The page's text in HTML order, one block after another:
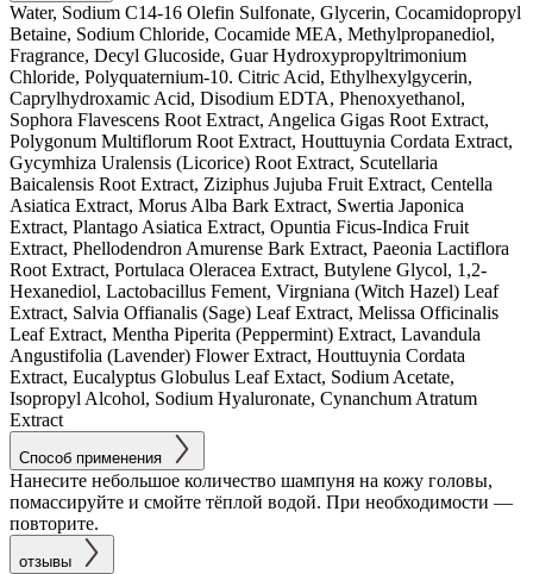
Water, Sodium C14-16 Olefin Sulfonate, Glycerin, Cocamidopropyl
Betaine, Sodium Chloride, Cocamide MEA, Methylpropanediol,
Fragrance, Decyl Glucoside, Guar Hydroxypropyltrimonium
Chloride, Polyquaternium-10. Citric Acid, Ethylhexylgycerin,
Caprylhydroxamic Acid, Disodium EDTA, Phenoxyethanol,
Sophora Flavescens Root Extract, Angelica Gigas Root Extract,
Polygonum Multiflorum Root Extract, Houttuynia Cordata Extract,
Gycymhiza Uralensis (Licorice) Root Extract, Scutellaria
Baicalensis Root Extract, Ziziphus Jujuba Fruit Extract, Centella
Asiatica Extract, Morus Alba Bark Extract, Swertia Japonica
Extract, Plantago Asiatica Extract, Opuntia Ficus-Indica Fruit
Extract, Phellodendron Amurense Bark Extract, Paeonia Lactiflora
Root Extract, Portulaca Oleracea Extract, Butylene Glycol, 1,2-
Hexanediol, Lactobacillus Fement, Virgniana (Witch Hazel) Leaf
Extract, Salvia Offianalis (Sage) Leaf Extract, Melissa Officinalis
Leaf Extract, Mentha Piperita (Peppermint) Extract, Lavandula
Angustifolia (Lavender) Flower Extract, Houttuynia Cordata
Extract, Eucalyptus Globulus Leaf Extact, Sodium Acetate,
Isopropyl Alcohol, Sodium Hyaluronate, Cynanchum Atratum
Extract
Способ применения
Нанесите небольшое количество шампуня на кожу головы,
помассируйте и смойте тёплой водой. При необходимости —
повторите.
отзывы